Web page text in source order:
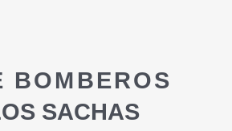
BOMBEROS
SACHAS